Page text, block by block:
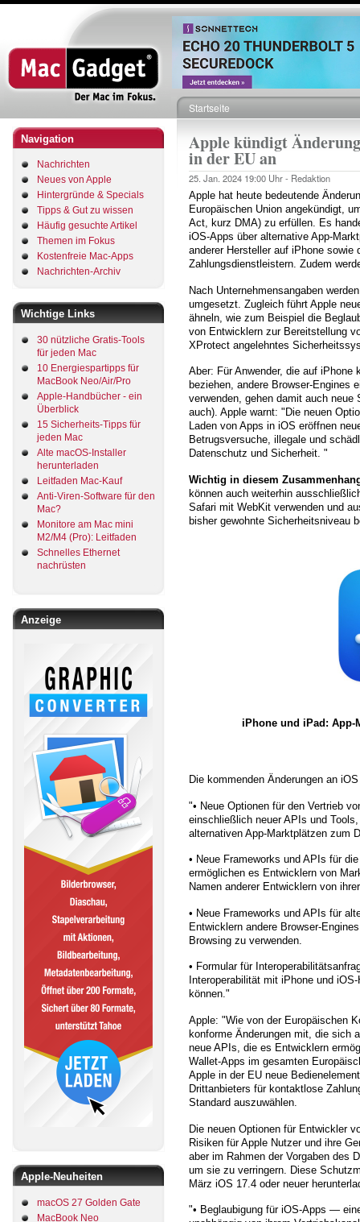
Direkt
zum
Inhalt
Navigation
Nachrichten
Neues von Apple
Hintergründe & Specials
Tipps & Gut zu wissen
Häufig gesuchte Artikel
Themen im Fokus
Kostenfreie Mac-Apps
Nachrichten-Archiv
Wichtige Links
30 nützliche Gratis-Tools
für jeden Mac
10 Energiespartipps für
MacBook Neo/Air/Pro
Apple-Handbücher - ein
Überblick
15 Sicherheits-Tipps für
jeden Mac
Alte macOS-Installer
herunterladen
Leitfaden Mac-Kauf
Anti-Viren-Software für den
Mac?
Monitore am Mac mini
M2/M4 (Pro): Leitfaden
Schnelles Ethernet
nachrüsten
Anzeige
Apple-Neuheiten
macOS 27 Golden Gate
MacBook Neo
Pfadnavigation
Startseite
Apple kündigt
in der EU an
25. Jan. 2024 19:00 Uhr - Redaktion
Apple hat heute bedeutende
Europäischen Union angekündigt,
Act, kurz DMA) zu erfüllen. Es
iOS-Apps über alternative App-
anderer Hersteller auf iPhone sowie
Zahlungsdienstleistern. Zudem
Nach Unternehmensangaben
umgesetzt. Zugleich führt Apple
ähneln, wie zum Beispiel die
von Entwicklern zur Bereitstellung
XProtect angelehntes
Aber: Für Anwender, die auf iPhone
beziehen, andere Browser-Engines
verwenden, gehen damit auch
auch). Apple warnt: "Die neuen
Laden von Apps in iOS eröffnen
Betrugsversuche, illegale und
Datenschutz und Sicherheit. "
Wichtig in diesem
können auch weiterhin
Safari mit WebKit verwenden und
bisher gewohnte Sicherheitsniveau
iPhone und iPad: App-
Die kommenden Änderungen an
"• Neue Optionen für den Vertrieb
einschließlich neuer APIs und
alternativen App-Marktplätzen zum
• Neue Frameworks und APIs für
ermöglichen es Entwicklern von
Namen anderer Entwicklern von
• Neue Frameworks und APIs für
Entwicklern andere Browser-
Browsing zu verwenden.
• Formular für
Interoperabilität mit iPhone und
können."
Apple: "Wie von der Europäischen
konforme Änderungen mit, die sich
neue APIs, die es Entwicklern
Wallet-Apps im gesamten
Apple in der EU neue
Drittanbieters für kontaktlose
Standard auszuwählen.
Die neuen Optionen für Entwickler
Risiken für Apple Nutzer und ihre
aber im Rahmen der Vorgaben des
um sie zu verringern. Diese
März iOS 17.4 oder neuer
"• Beglaubigung für iOS-Apps —